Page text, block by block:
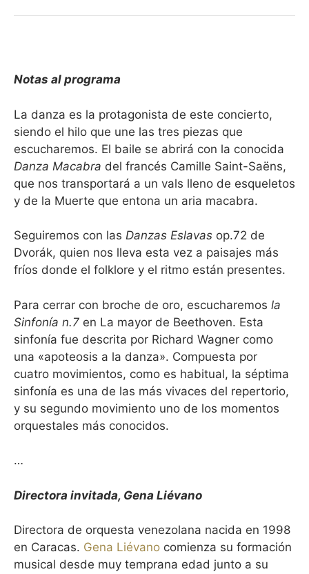
Notas al programa
La danza es la protagonista de este concierto,
siendo el hilo que une las tres piezas que
escucharemos. El baile se abrirá con la conocida
Danza Macabra del francés Camille Saint-Saëns,
que nos transportará a un vals lleno de esqueletos
y de la Muerte que entona un aria macabra.
Seguiremos con las Danzas Eslavas op.72 de
Dvorák, quien nos lleva esta vez a paisajes más
fríos donde el folklore y el ritmo están presentes.
Para cerrar con broche de oro, escucharemos la
Sinfonía n.7 en La mayor de Beethoven. Esta
sinfonía fue descrita por Richard Wagner como
una «apoteosis a la danza». Compuesta por
cuatro movimientos, como es habitual, la séptima
sinfonía es una de las más vivaces del repertorio,
y su segundo movimiento uno de los momentos
orquestales más conocidos.
…
Directora invitada, Gena Liévano
Directora de orquesta venezolana nacida en 1998
en Caracas. Gena Liévano comienza su formación
musical desde muy temprana edad junto a su